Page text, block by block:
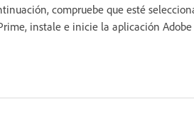
compruebe que esté
instale e inicie la aplicación